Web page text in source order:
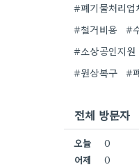
#폐기물처리업
#철거비용
#
#소상공인지원
#원상복구
#
전체 방문자
오늘
0
어제
0